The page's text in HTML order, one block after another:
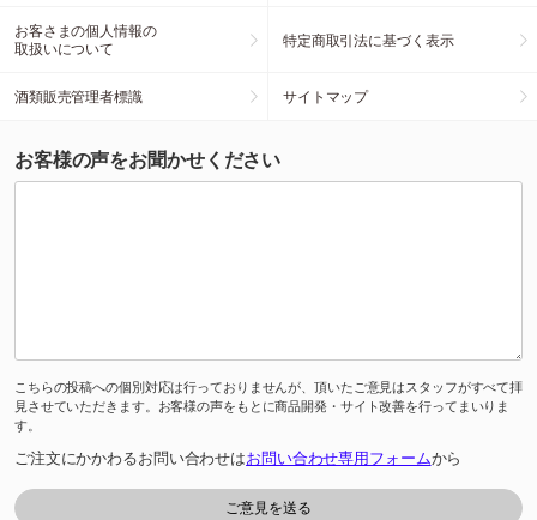
お客さまの個人情報の
取扱いについて
特定商取引法に基づく表示
酒類販売管理者標識 サイトマップ
お客様の声をお聞かせください
こちらの投稿への個別対応は行っておりませんが、頂いたご意見はスタッフがすべて拝
見させていただきます。お客様の声をもとに商品開発・サイト改善を行ってまいりま
す。
ご注文にかかわるお問い合わせはお問い合わせ専用フォームから